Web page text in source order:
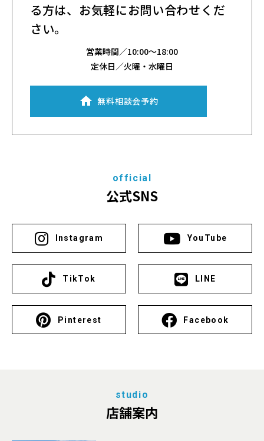
る方は、 お気軽にお問い合わせくだ
さい。
営業時間／10:00～18:00
定休日／火曜・水曜日
無料相談会予約
official
公式SNS
Instagram YouTube
TikTok LINE
Pinterest Facebook
studio
店舗案内